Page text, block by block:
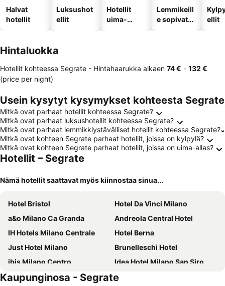
Halvat
hotellit
Luksushot
ellit
Hotellit
uima-
Lemmikeill
e sopivat
ellit
Hintaluokka
Hotellit kohteessa Segrate - Hintahaarukka alkaen ‎74 € - ‎132 €
(price per night)
Usein kysytyt kysymykset kohteesta Segrate
Mitkä ovat parhaat hotellit kohteessa Segrate?
Mitkä ovat parhaat luksushotellit kohteessa Segrate?
Mitkä ovat parhaat lemmikkiystävälliset hotellit kohteessa Segrate?
Mitkä ovat kohteen Segrate parhaat hotellit, joissa on kylpylä?
Mitkä ovat kohteen Segrate parhaat hotellit, joissa on uima-allas?
Hotellit – Segrate
Nämä hotellit saattavat myös kiinnostaa sinua...
Hotel Bristol
Hotel Da Vinci Milano
a&o Milano Ca Granda
Andreola Central Hotel
IH Hotels Milano Centrale
Hotel Berna
Just Hotel Milano
Brunelleschi Hotel
ibis Milano Centro
Idea Hotel Milano San Siro
Hotel Metropoli
B&B HOTEL Milano Central Station
Kaupunginosa - Segrate